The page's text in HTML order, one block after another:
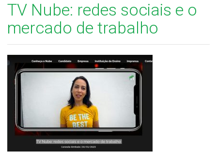
TV Nube: redes sociais e o
mercado de trabalho